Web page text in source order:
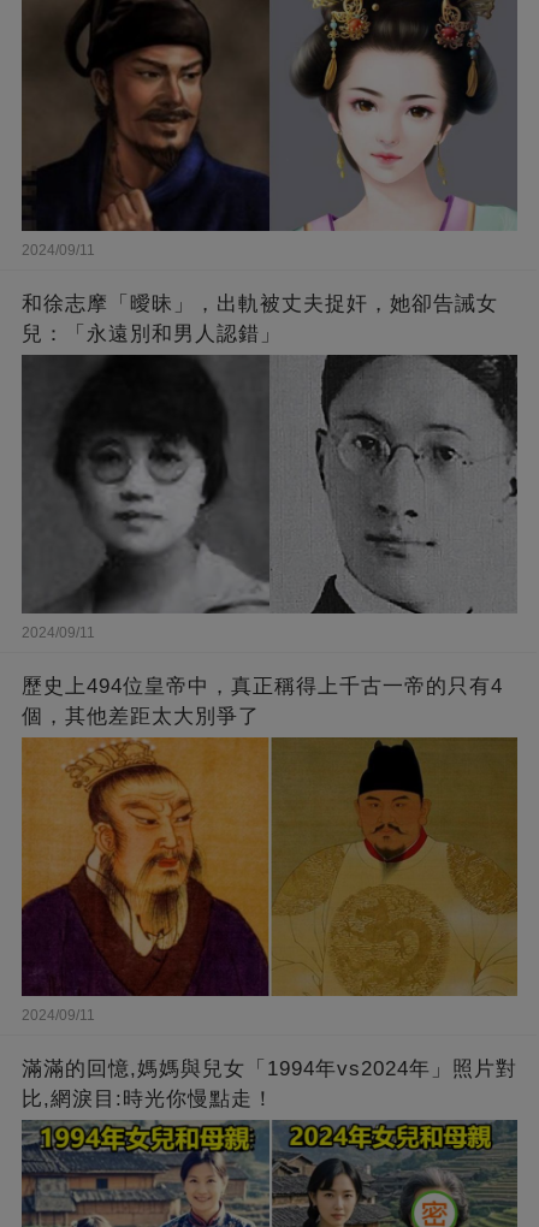
2024/09/11
和徐志摩「曖昧」，出軌被丈夫捉奸，她卻告誡女
兒：「永遠別和男人認錯」
2024/09/11
歷史上494位皇帝中，真正稱得上千古一帝的只有4
個，其他差距太大別爭了
2024/09/11
滿滿的回憶,媽媽與兒女「1994年vs2024年」照片對
比,網淚目:時光你慢點走！